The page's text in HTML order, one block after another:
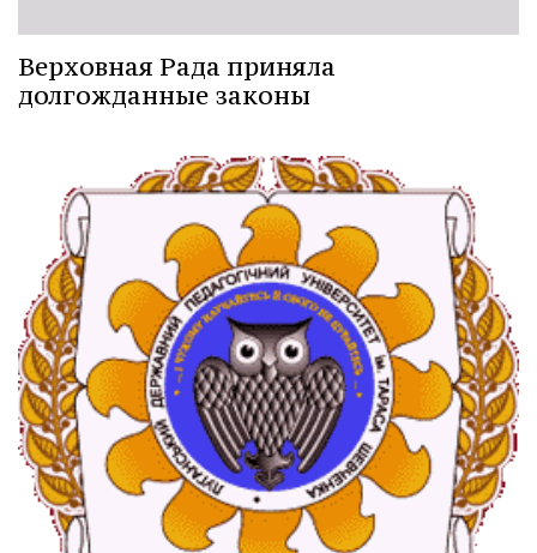
Верховная Рада приняла
долгожданные законы